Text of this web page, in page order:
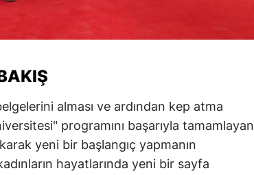
Şırnak
Ardahan
Iğdır
alması ve ardından kep atma
programını başarıyla tamamlayan
yeni bir başlangıç yapmanın
hayatlarında yeni bir sayfa